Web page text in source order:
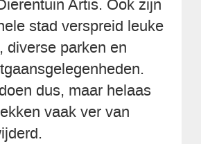
Artis. Ook zijn
stad verspreid leuke
diverse parken en
dus, maar helaas
vaak ver van